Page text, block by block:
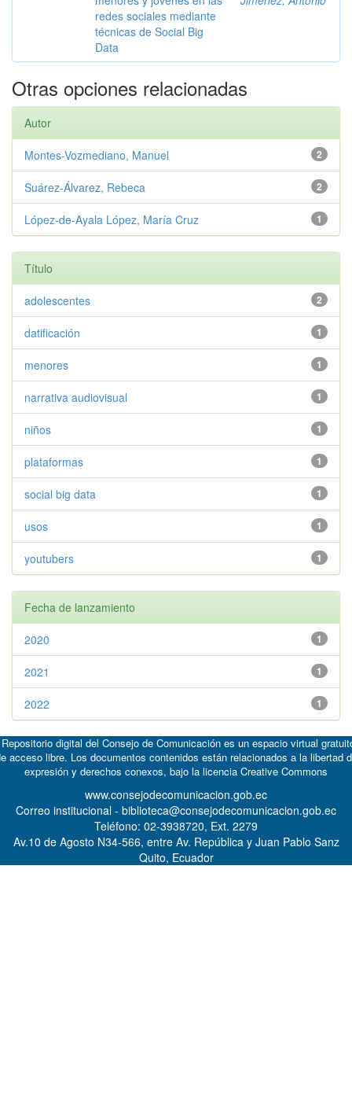
redes sociales mediante
técnicas de Social Big
Data
Otras opciones relacionadas
Autor
2
Montes-Vozmediano, Manuel
2
Suárez-Álvarez, Rebeca
1
López-de-Ayala López, María Cruz
Título
2
adolescentes
1
datificación
1
menores
1
narrativa audiovisual
1
niños
1
plataformas
1
social big data
1
usos
1
youtubers
Fecha de lanzamiento
1
2020
1
2021
1
2022
digital del Consejo de Comunicación es un espacio virtual
acceso libre. Los documentos contenidos están relacionados a la libertad
expresión y derechos conexos, bajo la licencia Creative Commons
www.consejodecomunicacion.gob.ec
Correo institucional - biblioteca@consejodecomunicacion.gob.ec
Teléfono: 02-3938720, Ext. 2279
Av.10 de Agosto N34-566, entre Av. República y Juan Pablo Sanz
Quito, Ecuador